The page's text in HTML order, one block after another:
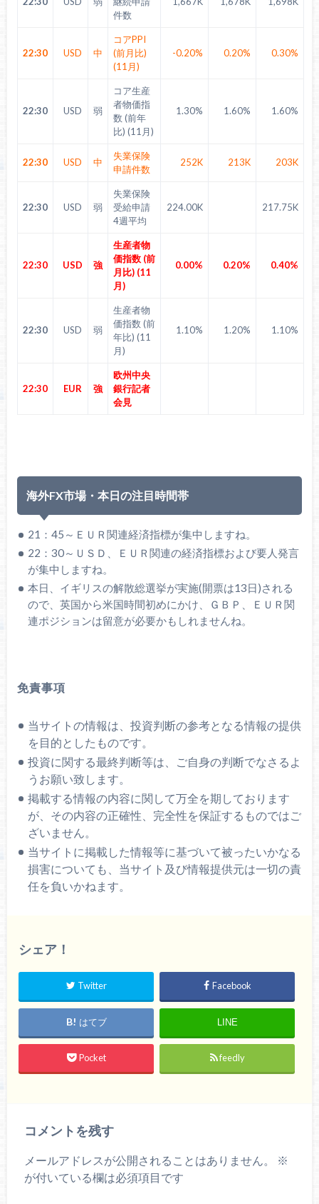
件数
22:30 USD 中
コアPPI
(前月比)
(11月)
-0.20% 0.20% 0.30%
22:30 USD 弱
コア生産
者物価指
数 (前年
比) (11月)
1.30% 1.60% 1.60%
22:30 USD 中
失業保険
申請件数
252K 213K 203K
22:30 USD 弱
失業保険
受給申請
4週平均
224.00K 217.75K
22:30 USD 強
生産者物
価指数 (前
月比) (11
月)
0.00% 0.20% 0.40%
22:30 USD 弱
生産者物
価指数 (前
年比) (11
月)
1.10% 1.20% 1.10%
22:30 EUR 強
欧州中央
銀行記者
会見
海外FX市場・本日の注目時間帯
21：45～ＥＵＲ関連経済指標が集中しますね。
22：30～ＵＳＤ、ＥＵＲ関連の経済指標および要人発言
が集中しますね。
本日、イギリスの解散総選挙が実施(開票は13日)される
ので、英国から米国時間初めにかけ、ＧＢＰ、ＥＵＲ関
連ポジションは留意が必要かもしれませんね。
免責事項
当サイトの情報は、投資判断の参考となる情報の提供
を目的としたものです。
投資に関する最終判断等は、ご自身の判断でなさるよ
うお願い致します。
掲載する情報の内容に関して万全を期しております
が、その内容の正確性、完全性を保証するものではご
ざいません。
当サイトに掲載した情報等に基づいて被ったいかなる
損害についても、当サイト及び情報提供元は一切の責
任を負いかねます。
シェア！
Twitter Facebook
はてブ LINE
Pocket feedly
コメントを残す
メールアドレスが公開されることはありません。
※
が付いている欄は必須項目です